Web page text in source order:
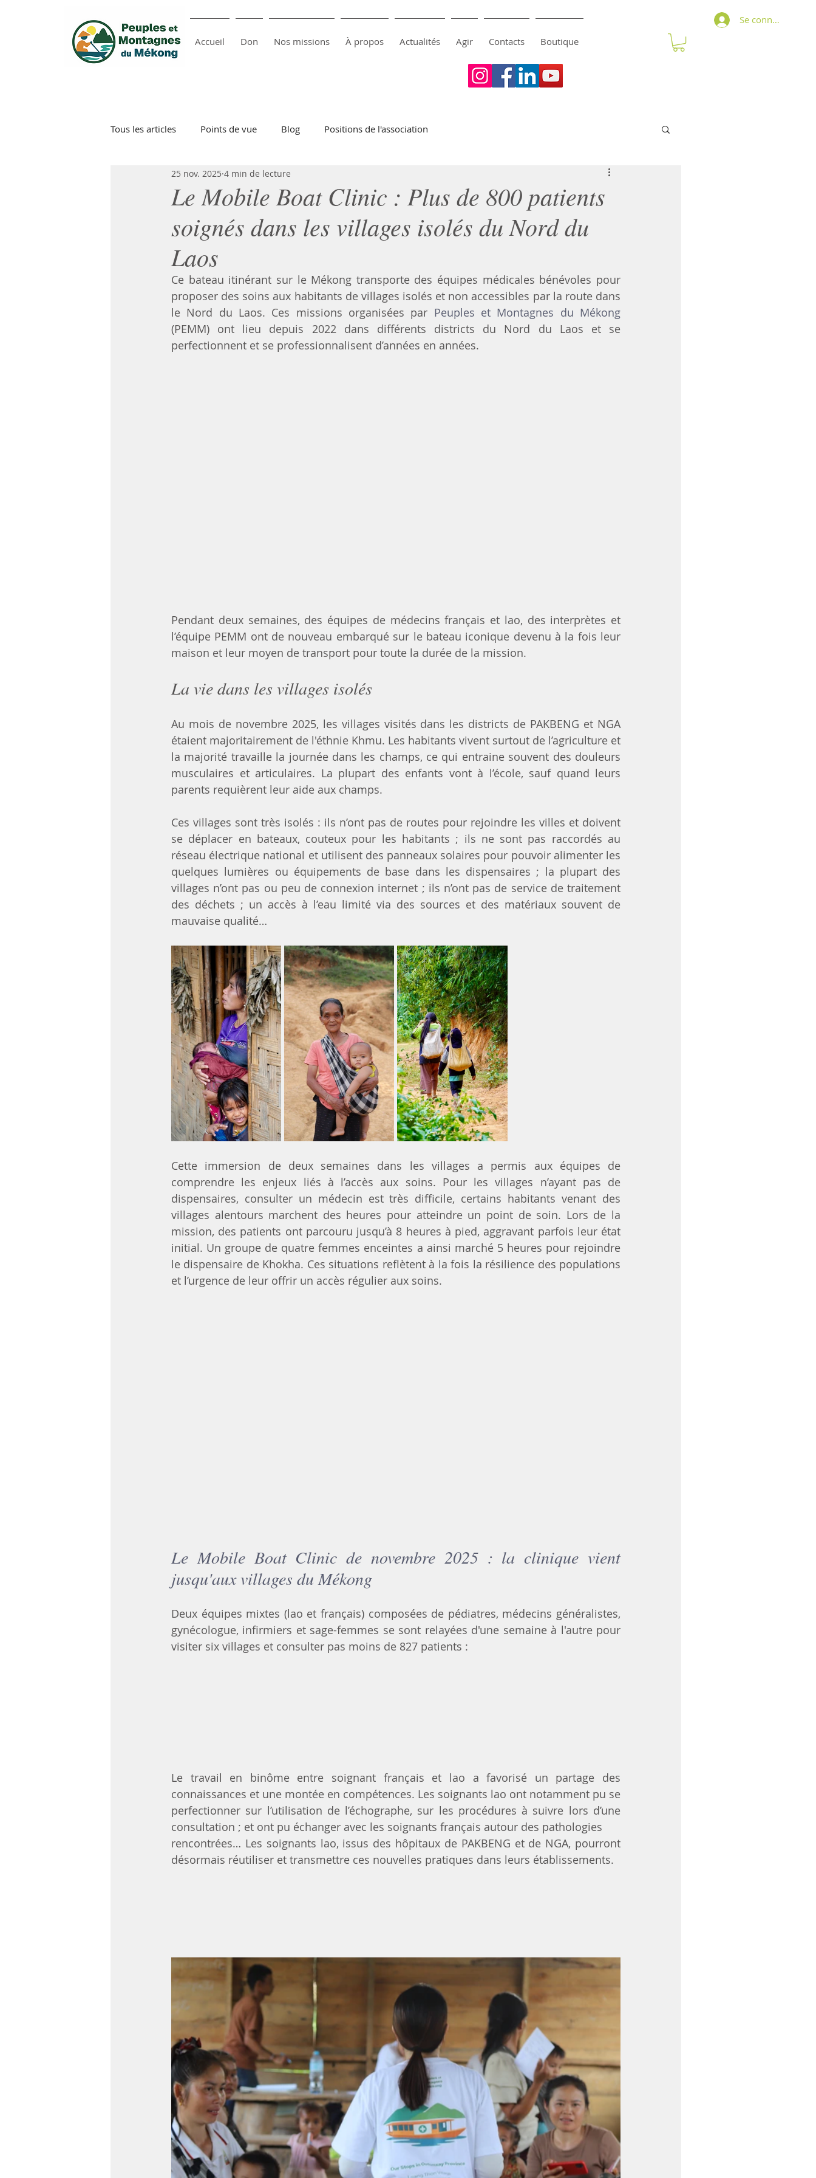
Accueil Don Nos missions À propos Actualités Agir Contacts Boutique
Se connecter
Tous les articles Points de vue Blog Positions de l'association
Le Mobile Boat Clinic : Plus de 800 patients
soignés dans les villages isolés du Nord du
Laos
25 nov. 2025 4 min de lecture
Ce bateau itinérant sur le Mékong transporte des équipes médicales bénévoles pour
proposer des soins aux habitants de villages isolés et non accessibles par la route dans
le Nord du Laos. Ces missions organisées par Peuples et Montagnes du Mékong
(PEMM) ont lieu depuis 2022 dans différents districts du Nord du Laos et se
perfectionnent et se professionnalisent d’années en années.
Pendant deux semaines, des équipes de médecins français et lao, des interprètes et
l’équipe PEMM ont de nouveau embarqué sur le bateau iconique devenu à la fois leur
maison et leur moyen de transport pour toute la durée de la mission.
La vie dans les villages isolés
Au mois de novembre 2025, les villages visités dans les districts de PAKBENG et NGA
étaient majoritairement de l'éthnie Khmu. Les habitants vivent surtout de l’agriculture et
la majorité travaille la journée dans les champs, ce qui entraine souvent des douleurs
musculaires et articulaires. La plupart des enfants vont à l’école, sauf quand leurs
parents requièrent leur aide aux champs.
Ces villages sont très isolés : ils n’ont pas de routes pour rejoindre les villes et doivent
se déplacer en bateaux, couteux pour les habitants ; ils ne sont pas raccordés au
réseau électrique national et utilisent des panneaux solaires pour pouvoir alimenter les
quelques lumières ou équipements de base dans les dispensaires ; la plupart des
villages n’ont pas ou peu de connexion internet ; ils n’ont pas de service de traitement
des déchets ; un accès à l’eau limité via des sources et des matériaux souvent de
mauvaise qualité…
Cette immersion de deux semaines dans les villages a permis aux équipes de
comprendre les enjeux liés à l’accès aux soins. Pour les villages n’ayant pas de
dispensaires, consulter un médecin est très difficile, certains habitants venant des
villages alentours marchent des heures pour atteindre un point de soin. Lors de la
mission, des patients ont parcouru jusqu’à 8 heures à pied, aggravant parfois leur état
initial. Un groupe de quatre femmes enceintes a ainsi marché 5 heures pour rejoindre
le dispensaire de Khokha. Ces situations reflètent à la fois la résilience des populations
et l’urgence de leur offrir un accès régulier aux soins.
Le Mobile Boat Clinic de novembre 2025 : la clinique vient
jusqu'aux villages du Mékong
Deux équipes mixtes (lao et français) composées de pédiatres, médecins généralistes,
gynécologue, infirmiers et sage-femmes se sont relayées d'une semaine à l'autre pour
visiter six villages et consulter pas moins de 827 patients :
Le travail en binôme entre soignant français et lao a favorisé un partage des
connaissances et une montée en compétences. Les soignants lao ont notamment pu se
perfectionner sur l’utilisation de l’échographe, sur les procédures à suivre lors d’une
consultation ; et ont pu échanger avec les soignants français autour des pathologies
rencontrées… Les soignants lao, issus des hôpitaux de PAKBENG et de NGA, pourront
désormais réutiliser et transmettre ces nouvelles pratiques dans leurs établissements.